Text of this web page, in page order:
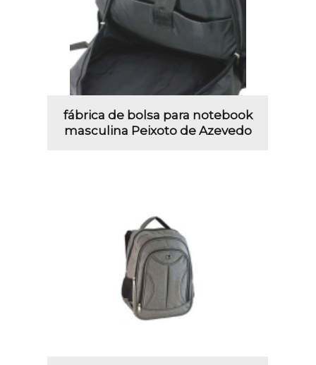
fábrica de bolsa para notebook
masculina Peixoto de Azevedo